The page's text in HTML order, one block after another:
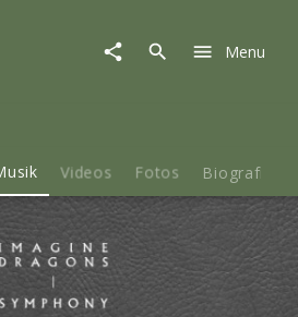
Menu
Videos Fotos Biografie